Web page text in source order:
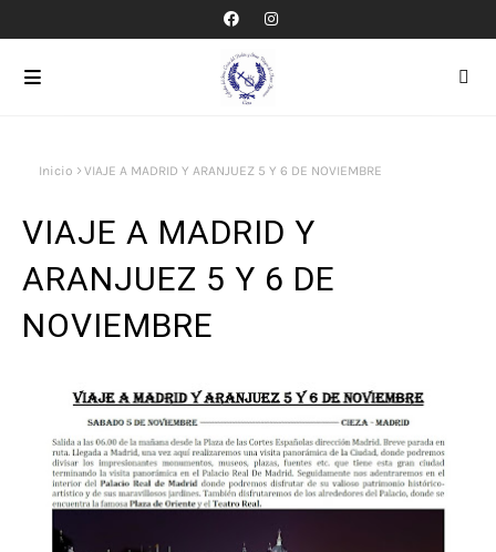
Inicio VIAJE A MADRID Y ARANJUEZ 5 Y 6 DE NOVIEMBRE
VIAJE A MADRID Y
ARANJUEZ 5 Y 6 DE
NOVIEMBRE